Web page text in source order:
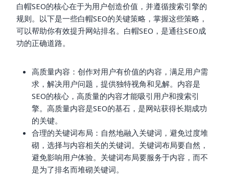
白帽SEO的核心在于为用户创造价值，并遵循搜索引擎的
规则。以下是一些白帽SEO的关键策略，掌握这些策略，
可以帮助你有效提升网站排名。白帽SEO，是通往SEO成
功的正确道路。
高质量内容：创作对用户有价值的内容，满足用户需
求，解决用户问题，提供独特视角和见解。内容是
SEO的核心，高质量的内容才能吸引用户和搜索引
擎。高质量内容是SEO的基石，是网站获得长期成功
的关键。
合理的关键词布局：自然地融入关键词，避免过度堆
砌，选择与内容相关的关键词。关键词布局要自然，
避免影响用户体验。关键词布局要服务于内容，而不
是为了排名而堆砌关键词。